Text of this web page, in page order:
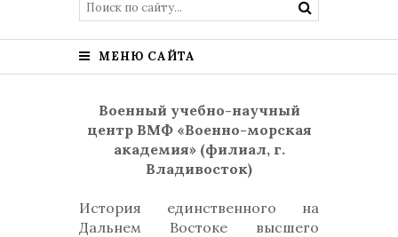
МЕНЮ САЙТА
Военный учебно-научный
центр ВМФ «Военно-морская
академия» (филиал, г.
Владивосток)
История единственного на
Дальнем Востоке высшего